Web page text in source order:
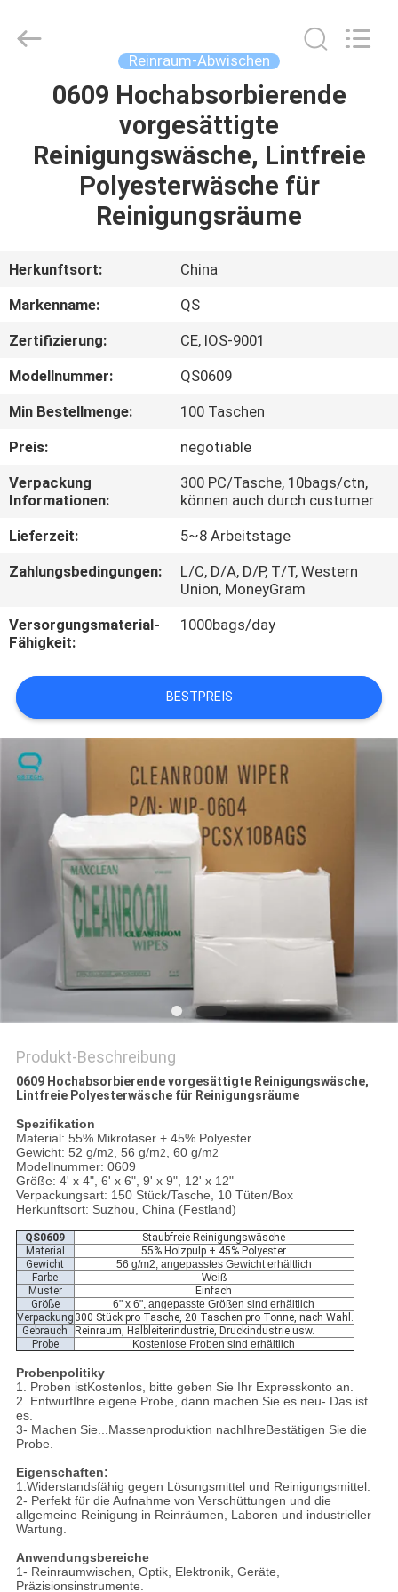
HAUS
PRODUKTE
FABRIK-
QUALITÄTSKONTROLLE
TRETEN
SIE
MIT
UNS
IN
VERBINDUNG
NACHRICHTEN
FORDERN
SIE
EIN
SITEMAP
PRIVACY
POLICY
Technology
Co.,Ltd.
Reinraum-Abwischen
0609 Hochabsorbierende
vorgesättigte
Reinigungswäsche, Lintfreie
Polyesterwäsche für
Reinigungsräume
Herkunftsort:
China
Markenname:
QS
Zertifizierung:
CE, IOS-9001
Modellnummer:
QS0609
Min Bestellmenge:
100 Taschen
Preis:
negotiable
Verpackung
Informationen:
300 PC/Tasche, 10bags/ctn,
können auch durch custumer
Lieferzeit:
5~8 Arbeitstage
Zahlungsbedingungen:
L/C, D/A, D/P, T/T, Western
Union, MoneyGram
Versorgungsmaterial-
Fähigkeit:
1000bags/day
BESTPREIS
Produkt-Beschreibung
0609 Hochabsorbierende vorgesättigte Reinigungswäsche,
Lintfreie Polyesterwäsche für Reinigungsräume
Spezifikation
Material: 55% Mikrofaser + 45% Polyester
Gewicht: 52 g/m2, 56 g/m2, 60 g/m2
Modellnummer: 0609
Größe: 4' x 4", 6' x 6", 9' x 9", 12' x 12"
Verpackungsart: 150 Stück/Tasche, 10 Tüten/Box
Herkunftsort: Suzhou, China (Festland)
QS0609
Staubfreie Reinigungswäsche
Material
55% Holzpulp + 45% Polyester
Gewicht
56 g/m2, angepasstes Gewicht erhältlich
Farbe
Weiß
Muster
Einfach
Größe
6" x 6", angepasste Größen sind erhältlich
Verpackung 300 Stück pro Tasche, 20 Taschen pro Tonne, nach Wahl.
Gebrauch
Reinraum, Halbleiterindustrie, Druckindustrie usw.
Probe
Kostenlose Proben sind erhältlich
Probenpolitiky
1. Proben istKostenlos, bitte geben Sie Ihr Expresskonto an.
2. EntwurfIhre eigene Probe, dann machen Sie es neu- Das ist
es.
3- Machen Sie...Massenproduktion nachIhreBestätigen Sie die
Probe.
Eigenschaften:
1.Widerstandsfähig gegen Lösungsmittel und Reinigungsmittel.
2- Perfekt für die Aufnahme von Verschüttungen und die
allgemeine Reinigung in Reinräumen, Laboren und industrieller
Wartung.
Anwendungsbereiche
1- Reinraumwischen, Optik, Elektronik, Geräte,
Präzisionsinstrumente.